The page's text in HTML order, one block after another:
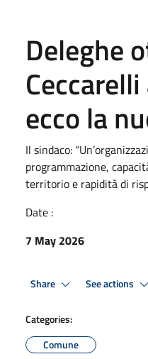
Deleghe
ecco la
Il sindaco:
programmazione,
territorio e rapidità di
Date :
7 May 2026
Share See actions
Categories:
Comune